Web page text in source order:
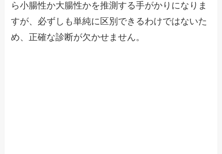
ら小腸性か大腸性かを推測する手がかりになりま
すが、必ずしも単純に区別できるわけではないた
め、正確な診断が欠かせません。